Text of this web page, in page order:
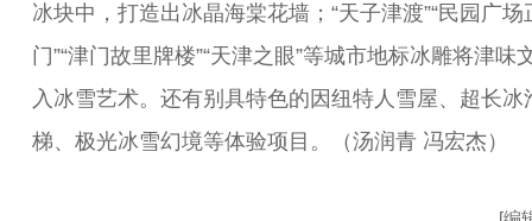
冰块中，打造出冰晶海棠花墙；“天子津渡”“民园广场
门”“津门故里牌楼”“天津之眼”等城市地标冰雕将津味
入冰雪艺术。还有别具特色的因纽特人雪屋、超长冰
梯、极光冰雪幻境等体验项目。（汤润青 冯宏杰）